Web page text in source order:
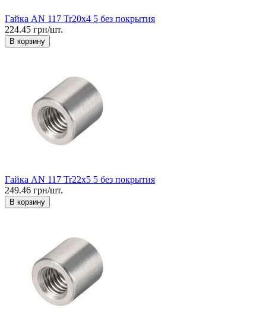
Гайка AN 117 Tr20x4 5 без покрытия
224.45 грн/шт.
В корзину
Гайка AN 117 Tr22x5 5 без покрытия
249.46 грн/шт.
В корзину